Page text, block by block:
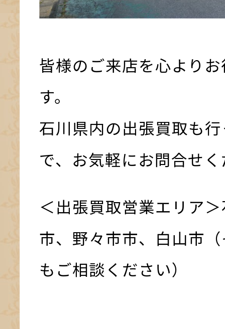
皆様のご来店を心より
す。
石川県内の出張買取も
で、お気軽にお問合せ
＜出張買取営業エリア
市、野々市市、白山市
もご相談ください）